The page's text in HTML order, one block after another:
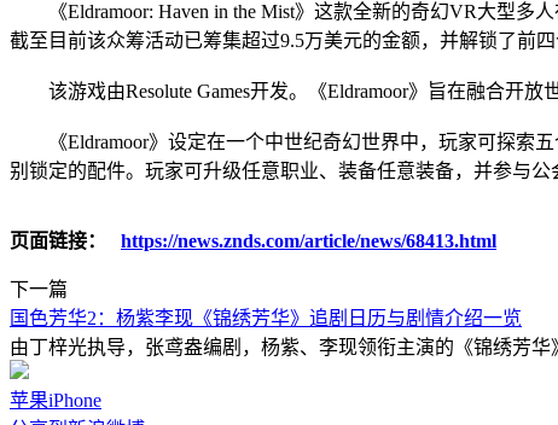
《Eldramoor: Haven in the Mist》这款全新的奇幻VR大型多人
截至目前该众筹活动已筹集超过9.5万美元的金额，并解锁了前
该游戏由Resolute Games开发。《Eldramoor》旨在融合开放
《Eldramoor》设定在一个中世纪奇幻世界中，玩家可探索五
别锁定的配件。玩家可升级任意职业、装备任意装备，并参与公
页面链接： https://news.znds.com/article/news/68413.html
下一篇
国色芳华2：杨紫李现《锦绣芳华》追剧日历与剧情介绍一览
由丁梓光执导，张鸢盎编剧，杨紫、李现领衔主演的《锦绣芳
苹果iPhone